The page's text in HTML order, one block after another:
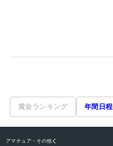
賞金ランキング 年間日程
アマチュア・その他